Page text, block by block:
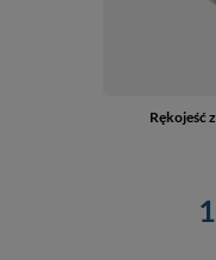
Rękojeść